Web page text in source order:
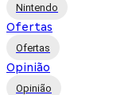
Nintendo
Ofertas
Ofertas
Opinião
Opinião